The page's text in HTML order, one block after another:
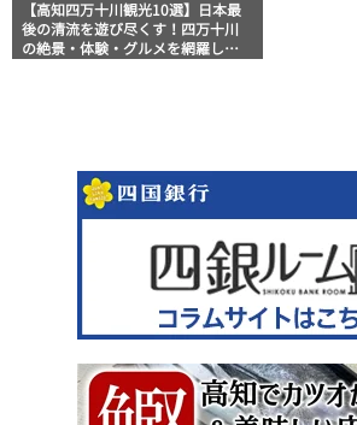
【高知四万十川観光10選】日本最
後の清流を遊び尽くす！四万十川
の絶景・体験・グルメを網羅した